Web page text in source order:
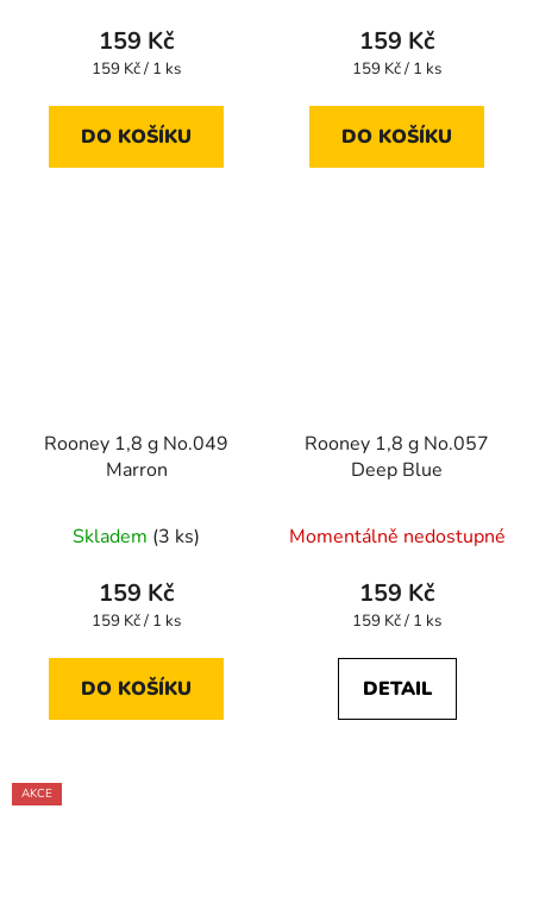
159 Kč
Měrná
159 Kč / 1 ks
DO KOŠÍKU
159 Kč
Měrná
159 Kč / 1 ks
DO KOŠÍKU
Rooney 1,8 g No.049
Marron
Skladem (3 ks)
159 Kč
Měrná
159 Kč / 1 ks
DO KOŠÍKU
Rooney 1,8 g No.057
Deep Blue
Momentálně nedostupné
159 Kč
Měrná
159 Kč / 1 ks
DETAIL
AKCE